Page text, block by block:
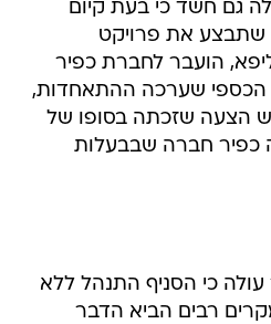
גם חשד כי בעת קיום
את פרויקט
הועבר לחברת כפיר
הכספי שערכה ההתאחדות,
הצעה שזכתה בסופו של
כפיר חברה שבבעלות
כי הסניף התנהל ללא
רבים הביא הדבר